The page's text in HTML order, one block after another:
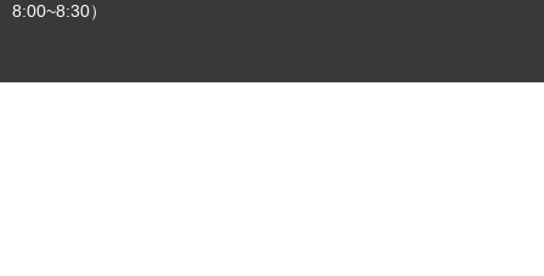
8:00~8:30）